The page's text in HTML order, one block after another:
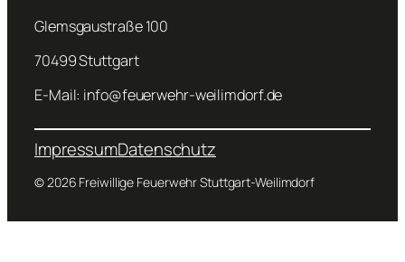
Glemsgaustraße 100
70499 Stuttgart
E-Mail: info@feuerwehr-weilimdorf.de
ImpressumDatenschutz
© 2026 Freiwillige Feuerwehr Stuttgart-Weilimdorf